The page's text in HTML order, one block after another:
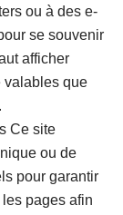
ou à des e-
se souvenir
afficher
valables que
Ce site
ou de
pour garantir
pages afin